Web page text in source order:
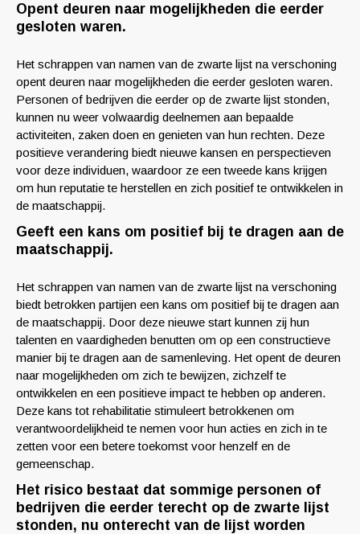
Opent deuren naar mogelijkheden die eerder
gesloten waren.
Het schrappen van namen van de zwarte lijst na verschoning
opent deuren naar mogelijkheden die eerder gesloten waren.
Personen of bedrijven die eerder op de zwarte lijst stonden,
kunnen nu weer volwaardig deelnemen aan bepaalde
activiteiten, zaken doen en genieten van hun rechten. Deze
positieve verandering biedt nieuwe kansen en perspectieven
voor deze individuen, waardoor ze een tweede kans krijgen
om hun reputatie te herstellen en zich positief te ontwikkelen in
de maatschappij.
Geeft een kans om positief bij te dragen aan de
maatschappij.
Het schrappen van namen van de zwarte lijst na verschoning
biedt betrokken partijen een kans om positief bij te dragen aan
de maatschappij. Door deze nieuwe start kunnen zij hun
talenten en vaardigheden benutten om op een constructieve
manier bij te dragen aan de samenleving. Het opent de deuren
naar mogelijkheden om zich te bewijzen, zichzelf te
ontwikkelen en een positieve impact te hebben op anderen.
Deze kans tot rehabilitatie stimuleert betrokkenen om
verantwoordelijkheid te nemen voor hun acties en zich in te
zetten voor een betere toekomst voor henzelf en de
gemeenschap.
Het risico bestaat dat sommige personen of
bedrijven die eerder terecht op de zwarte lijst
stonden, nu onterecht van de lijst worden